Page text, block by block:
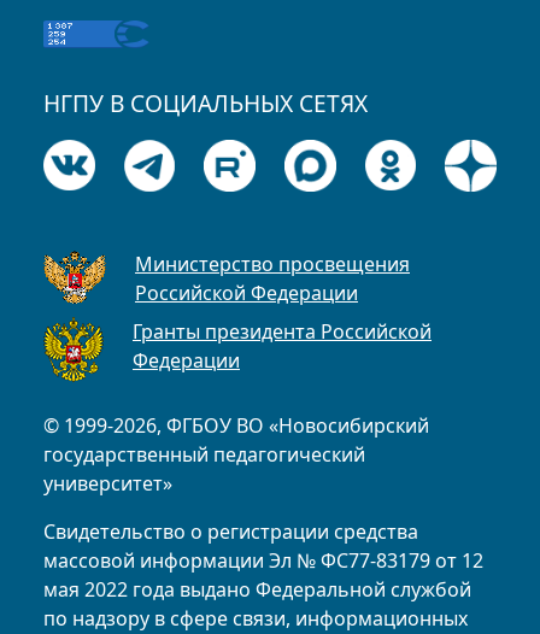
© 1999-2026, ФГБОУ ВО «Новосибирский
государственный педагогический
университет»
Свидетельство о регистрации средства
массовой информации Эл № ФС77-83179 от 12
мая 2022 года выдано Федеральной службой
по надзору в сфере связи, информационных
НГПУ В СОЦИАЛЬНЫХ СЕТЯХ
Министерство просвещения
Российской Федерации
Гранты президента Российской
Федерации